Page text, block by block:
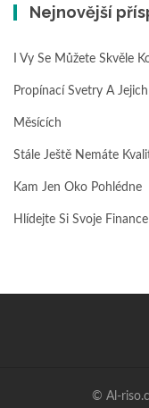
Nejnovější
I Vy Se Můžete Skvěle
Propínací Svetry A
Měsících
Stále Ještě Nemáte
Kam Jen Oko Pohlédne
Hlídejte Si Svoje
© Al-